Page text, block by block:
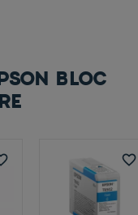
BLOC
favorite_border